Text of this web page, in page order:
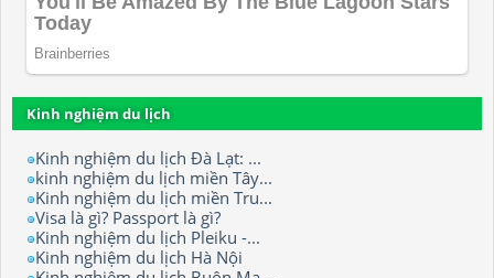
Kinh nghiệm du lịch
Kinh nghiệm du lịch Đà Lạt: ...
kinh nghiệm du lịch miền Tây...
Kinh nghiệm du lịch miền Tru...
Visa là gì? Passport là gì?
Kinh nghiệm du lịch Pleiku -...
Kinh nghiệm du lịch Hà Nội